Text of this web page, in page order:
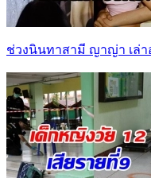
ช่วงนินทาสามี ญาญ่า เล่